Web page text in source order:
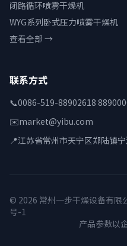
闭路循环喷雾干燥机
WYG系列卧式压力喷雾干燥机
查看全部 →
联系方式
📞0086-519-88902618
✉️market@yibu.com
📍江苏省常州市天宁区郑陆镇
© 2026 常州一步干燥设备有限
号-1
产品参数以